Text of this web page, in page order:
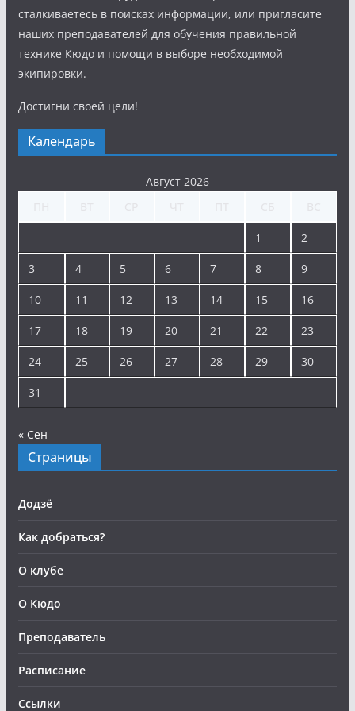
сталкиваетесь в поисках информации, или пригласите
наших преподавателей для обучения правильной
технике Кюдо и помощи в выборе необходимой
экипировки.
Достигни своей цели!
Календарь
Август 2026
1 2
3 4 5 6 7 8 9
10 11 12 13 14 15 16
17 18 19 20 21 22 23
24 25 26 27 28 29 30
31
« Сен
Страницы
Додзё
Как добраться?
О клубе
О Кюдо
Преподаватель
Расписание
Ссылки